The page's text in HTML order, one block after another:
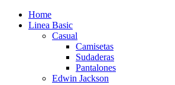
Home
Linea Basic
Casual
Camisetas
Sudaderas
Pantalones
Edwin Jackson